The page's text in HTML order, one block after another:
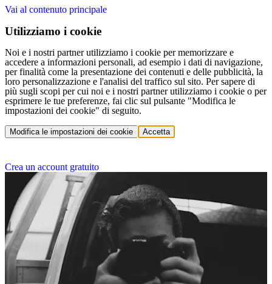
Vai al contenuto principale
Utilizziamo i cookie
Noi e i nostri partner utilizziamo i cookie per memorizzare e
accedere a informazioni personali, ad esempio i dati di navigazione,
per finalità come la presentazione dei contenuti e delle pubblicità, la
loro personalizzazione e l'analisi del traffico sul sito. Per sapere di
più sugli scopi per cui noi e i nostri partner utilizziamo i cookie o per
esprimere le tue preferenze, fai clic sul pulsante "Modifica le
impostazioni dei cookie" di seguito.
Modifica le impostazioni dei cookie Accetta
Crea un account gratuito